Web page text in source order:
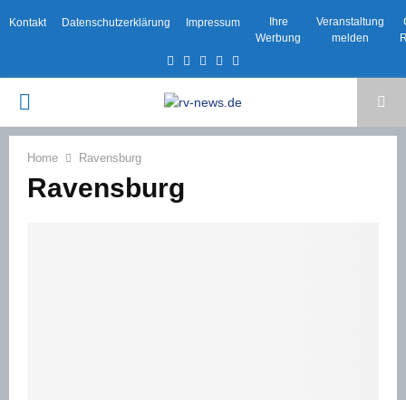
Kontakt Datenschutzerklärung Impressum
Ihre
Werbung
Veranstaltung
melden
Facebook
TwitterInstagram
Email
PRIMARY
MENU
Home Ravensburg
Ravensburg